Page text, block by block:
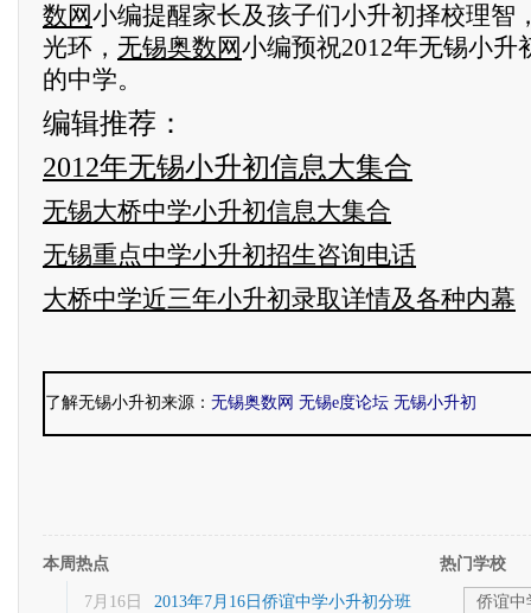
数网小编提醒家长及孩子们小升初择校理智
光环， 无锡奥数网小编预祝2012年无锡小升
的中学。
编辑推荐：
2012年无锡小升初信息大集合
无锡大桥中学小升初信息大集合
无锡重点中学小升初招生咨询电话
大桥中学近三年小升初录取详情及各种内幕
了解无锡小升初来源： 无锡奥数网 无锡e度论坛 无锡小升初
本周热点
7月16日
2013年7月16日侨谊中学小升初分班
热门学校
侨谊中